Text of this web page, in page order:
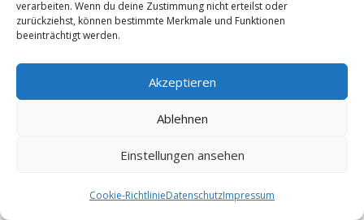
verarbeiten. Wenn du deine Zustimmung nicht erteilst oder
zurückziehst, können bestimmte Merkmale und Funktionen
beeinträchtigt werden.
Akzeptieren
Ablehnen
Einstellungen ansehen
Cookie-RichtlinieDatenschutzImpressum
Oberhausen an der Appel
Kalkofen Pfalz
Reichsthal (5.12 km)
Ginsweiler